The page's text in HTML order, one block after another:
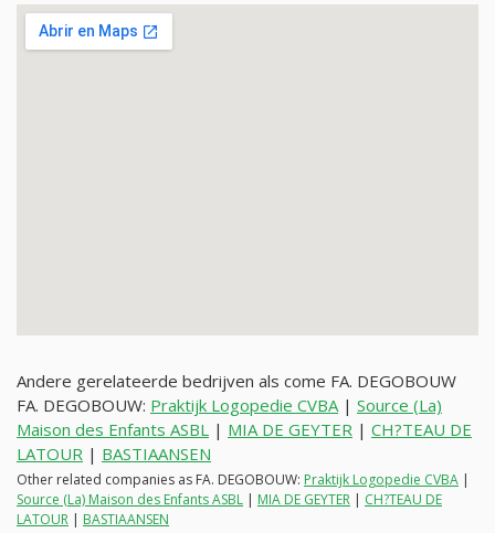
Andere gerelateerde bedrijven als come FA. DEGOBOUW
FA. DEGOBOUW: Praktijk Logopedie CVBA| Source (La)
Maison des Enfants ASBL | MIA DE GEYTER | CH?TEAU DE
LATOUR | BASTIAANSEN
Other related companies as FA. DEGOBOUW: Praktijk Logopedie CVBA |
Source (La) Maison des Enfants ASBL | MIA DE GEYTER | CH?TEAU DE
LATOUR | BASTIAANSEN